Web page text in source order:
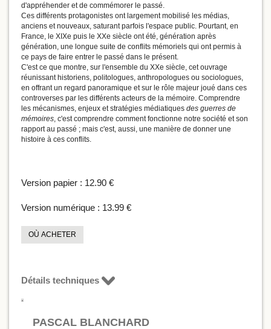
d'appréhender et de commémorer le passé.
Ces différents protagonistes ont largement mobilisé les médias,
anciens et nouveaux, saturant parfois l'espace public. Pourtant, en
France, le XIXe puis le XXe siècle ont été, génération après
génération, une longue suite de conflits mémoriels qui ont permis à
ce pays de faire entrer le passé dans le présent.
C'est ce que montre, sur l'ensemble du XXe siècle, cet ouvrage
réunissant historiens, politologues, anthropologues ou sociologues,
en offrant un regard panoramique et sur le rôle majeur joué dans ces
controverses par les différents acteurs de la mémoire. Comprendre
les mécanismes, enjeux et stratégies médiatiques des guerres de
mémoires, c'est comprendre comment fonctionne notre société et son
rapport au passé ; mais c'est, aussi, une manière de donner une
histoire à ces conflits.
Version papier : 12.90 €
Version numérique : 13.99 €
OÙ ACHETER
Détails techniques
PASCAL BLANCHARD